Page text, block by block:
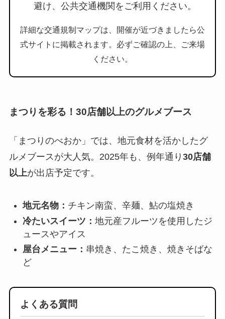
避け、公共交通機関をご利用ください。
詳細な交通規制マップは、開催が近づきましたら公
式サイトに掲載されます。必ずご確認の上、ご来場
ください。
まつりを彩る！30店舗以上のグルメブース
「まつりのべおか」では、地元食材を活かしたグ
ルメブースが大人気。2025年も、例年通り 30店舗
以上が出店予定です。
地元名物： チキン南蛮、辛麺、鮎の塩焼き
冷たいスイーツ： 地元産フルーツを使用したジ
ュースやアイス
屋台メニュー： 串焼き、たこ焼き、焼きそばな
ど
よくある質問